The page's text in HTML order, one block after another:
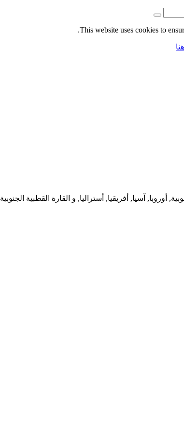
This website uses cookies to
أوروبا, آسيا, أفريقيا, أستراليا, و القارة القطبية الجنوبية